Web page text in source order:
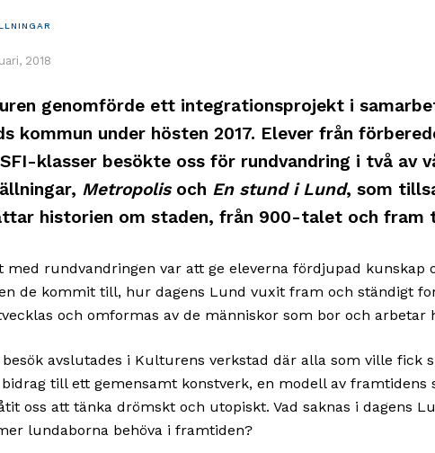
2018
genomförde ett integrationsprojekt i
kommun under hösten 2017. Elever från
klasser besökte oss för rundvandring i två av
Metropolisoch En stund i Lund, som
historien om staden, från 900-talet och fram
med rundvandringen var att ge eleverna fördjupad kunskap
de kommit till, hur dagens Lund vuxit fram och ständigt
och omformas av de människor som bor och arbetar
besök avslutades i Kulturens verkstad där alla som ville fick
bidrag till ett gemensamt konstverk, en modell av framtidens
oss att tänka drömskt och utopiskt. Vad saknas i dagens
lundaborna behöva i framtiden?